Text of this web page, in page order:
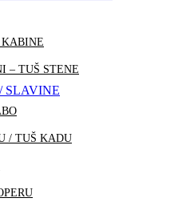
KABINE
– TUŠ STENE
SLAVINE
/ TUŠ KADU